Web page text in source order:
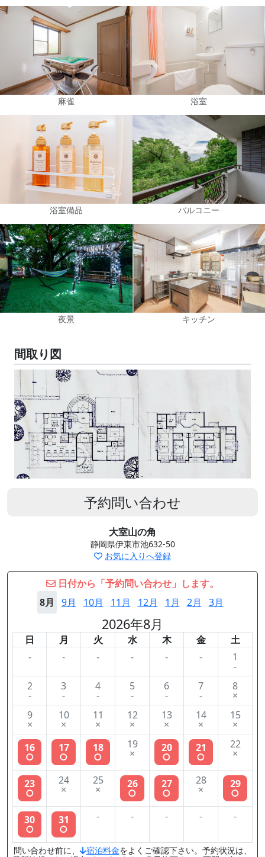
麻雀 浴室
浴室備品 バルコニー
夜景 キッチン
間取り図
予約問い合わせ
大室山の角
静岡県伊東市池632-50
お気に入りへ登録
日付から「予約問い合わせ」します。
8月
9月 10月 11月 12月 1月 2月 3月
2026年8月
日 月 火 水 木 金
土
-
- - - - - 1
-
2
-
3
-
4
-
5
-
6
-
7
-
8
×
9
×
10
×
11
×
12
×
13
×
14
×
15
×
16
○
17
○
18
○
19
× 20
○
21
○
22
×
23
○
24
×
25
× 26
○
27
○
28
× 29
○
30
○
31
○
- - - - -
問い合わせ前に、 宿泊料金をよくご確認下さい。予約状況は、